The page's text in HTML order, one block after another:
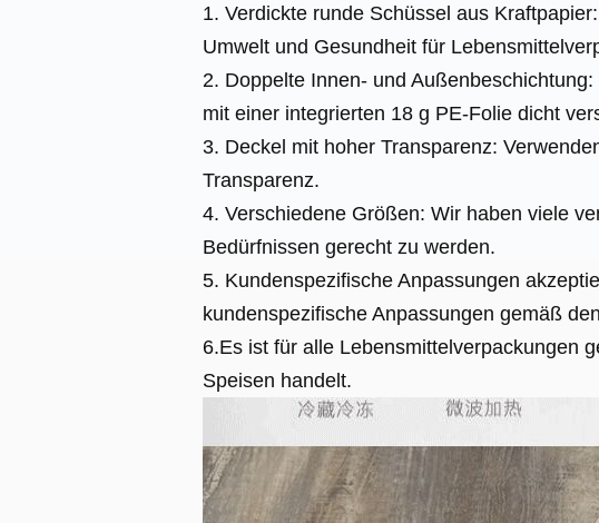
1. Verdickte runde Schüssel aus
Umwelt und Gesundheit für
2. Doppelte Innen- und
mit einer integrierten 18 g PE-Folie dicht
3. Deckel mit hoher Transparenz:
Transparenz.
4. Verschiedene Größen: Wir haben viele
Bedürfnissen gerecht zu werden.
5. Kundenspezifische Anpassungen
kundenspezifische Anpassungen gemäß
6.Es ist für alle Lebensmittelverpackungen
Speisen handelt.